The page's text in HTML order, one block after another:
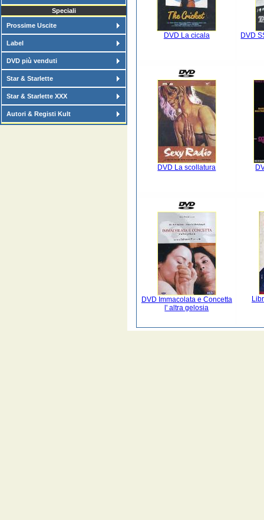
Speciali
Prossime Uscite
Label
DVD più venduti
Star & Starlette
Star & Starlette XXX
Autori & Registi Kult
DVD La cicala DVD
DVD La scollatura
DVD Immacolata e Concetta
l' altra gelosia